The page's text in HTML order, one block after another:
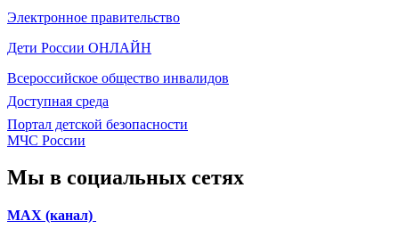
Электронное правительство
Дети России ОНЛАЙН
Всероссийское общество инвалидов
Доступная среда
Портал детской безопасности
МЧС России
Мы в социальных сетях
МАХ (канал)